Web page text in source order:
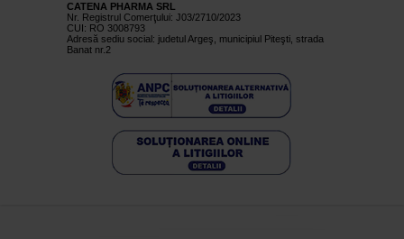
CATENA PHARMA SRL
Nr. Registrul Comerţului: J03/2710/2023
CUI: RO 3008793
Adresă sediu social: judetul Argeş, municipiul Piteşti, strada
Banat nr.2